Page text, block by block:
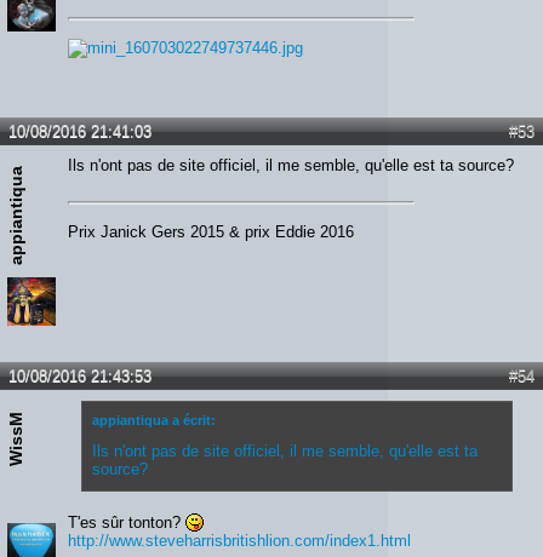
#53
10/08/2016 21:41:03
appiantiqua
Ils n'ont pas de site officiel, il me semble, qu'elle est ta source?
Prix Janick Gers 2015 & prix Eddie 2016
#54
10/08/2016 21:43:53
WissM appiantiqua a écrit:
Ils n'ont pas de site officiel, il me semble, qu'elle est ta
source?
T'es sûr tonton?
http://www.steveharrisbritishlion.com/index1.html